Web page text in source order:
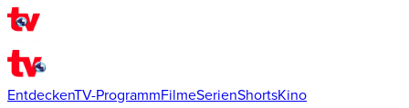
EntdeckenTV-ProgrammFilmeSerienShortsKino